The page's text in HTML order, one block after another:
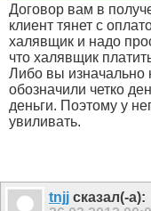
Договор вам в
клиент тянет с
халявщик и надо
что халявщик
Либо вы изначально
обозначили четко
деньги. Поэтому у
увиливать.
tnjj сказал(-а):